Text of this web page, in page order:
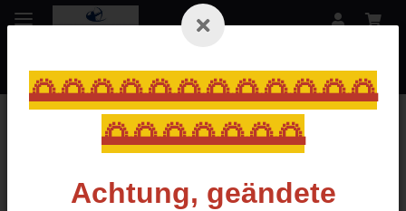
🌅🌅🌅🌅🌅🌅🌅🌅🌅🌅🌅🌅
🌅🌅🌅🌅🌅🌅🌅
Achtung, geändete
Zurück zur Liste Jagdspitzen